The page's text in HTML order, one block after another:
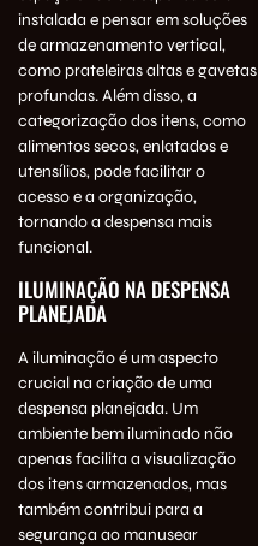
instalada e pensar em soluções
de armazenamento vertical,
como prateleiras altas e gavetas
profundas. Além disso, a
categorização dos itens, como
alimentos secos, enlatados e
utensílios, pode facilitar o
acesso e a organização,
tornando a despensa mais
funcional.
ILUMINAÇÃO NA DESPENSA
PLANEJADA
A iluminação é um aspecto
crucial na criação de uma
despensa planejada. Um
ambiente bem iluminado não
apenas facilita a visualização
dos itens armazenados, mas
também contribui para a
segurança ao manusear